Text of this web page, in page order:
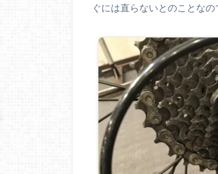
ぐには直らないとのことな